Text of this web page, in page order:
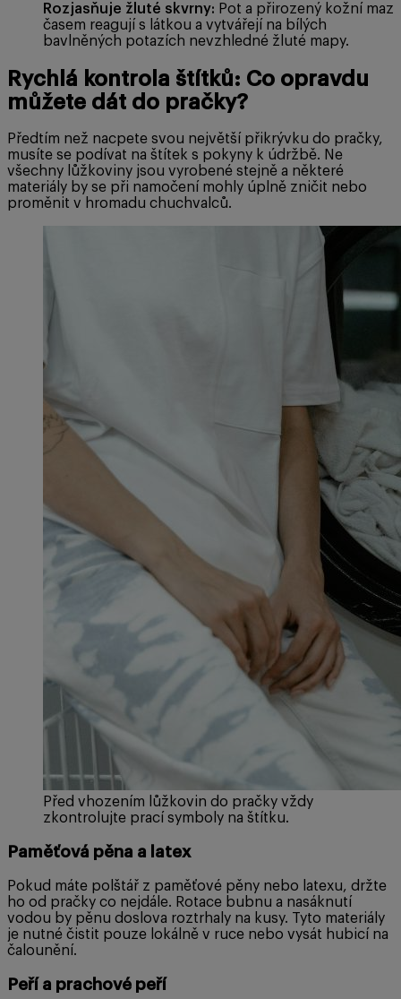
Rozjasňuje žluté skvrny: Pot a přirozený kožní maz
časem reagují s látkou a vytvářejí na bílých
bavlněných potazích nevzhledné žluté mapy.
Rychlá kontrola štítků: Co opravdu
můžete dát do pračky?
Předtím než nacpete svou největší přikrývku do pračky,
musíte se podívat na štítek s pokyny k údržbě. Ne
všechny lůžkoviny jsou vyrobené stejně a některé
materiály by se při namočení mohly úplně zničit nebo
proměnit v hromadu chuchvalců.
Před vhozením lůžkovin do pračky vždy
zkontrolujte prací symboly na štítku.
Paměťová pěna a latex
Pokud máte polštář z paměťové pěny nebo latexu, držte
ho od pračky co nejdále. Rotace bubnu a nasáknutí
vodou by pěnu doslova roztrhaly na kusy. Tyto materiály
je nutné čistit pouze lokálně v ruce nebo vysát hubicí na
čalounění.
Peří a prachové peří